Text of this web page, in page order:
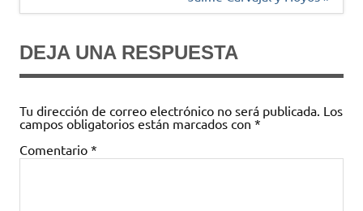
DEJA UNA RESPUESTA
Tu dirección de correo electrónico no será publicada. Los
campos obligatorios están marcados con *
Comentario *